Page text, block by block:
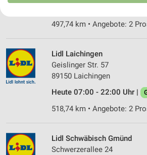
497,74 km • Angebote: 2
Lidl Laichingen
Geislinger Str. 57
89150 Laichingen
Heute 07:00 - 22:00 Uhr |
518,74 km • Angebote: 2
Lidl Schwäbisch Gmünd
Schwerzerallee 24
Website/App.
IAB-Verarbeitungszwecke:
Speichern von oder Zugriff auf
auf einem Endgerät
Werbeanzeigen
Erstellung von Profilen für personalisierte
Werbung